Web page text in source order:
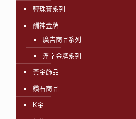
輕珠寶系列
酬神金牌
廣告商品系列
浮字金牌系列
黃金飾品
鑽石商品
K金